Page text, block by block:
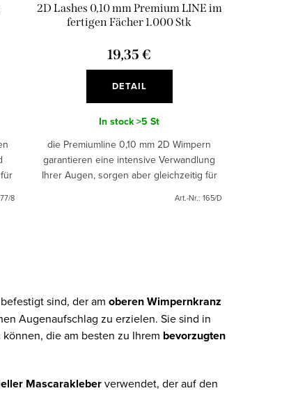
8
2D Lashes 0,10 mm Premium LINE im
fertigen Fächer 1.000 Stk
19,35 €
DETAIL
In stock>5 St
die Premiumline 0,10 mm 2D Wimpern
garantieren eine intensive Verwandlung
Ihrer Augen, sorgen aber gleichzeitig für
Art.-Nr.: 165/D
sind, der am oberen Wimpernkranz
Augenaufschlag zu erzielen. Sie sind in
die am besten zu Ihrem bevorzugten
Mascarakleberverwendet, der auf den